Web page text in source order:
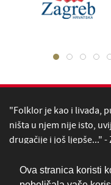
Ova stranica koristi
"Folklor je kao i livada,
ništa u njem nije isto,
drugačije i još ljepše..."